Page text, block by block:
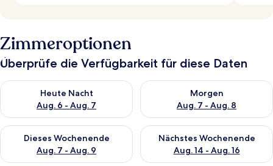
Zimmeroptionen
Überprüfe die Verfügbarkeit für diese Daten
Heute Nacht
Aug. 6 - Aug. 7
Überprüfe die Verfügbarkeit für heute Nacht, Aug. 6 - Aug. 7.
Morgen
Aug. 7 - Aug. 8
Überprüfe die Verfügbarkeit
Dieses Wochenende
Aug. 7 - Aug. 9
Überprüfe die Verfügbarkeit für dieses Wochenende, Aug. 7
Nächstes Wochenende
Aug. 14 - Aug. 16
Überprüfe die Verfügbarkeit